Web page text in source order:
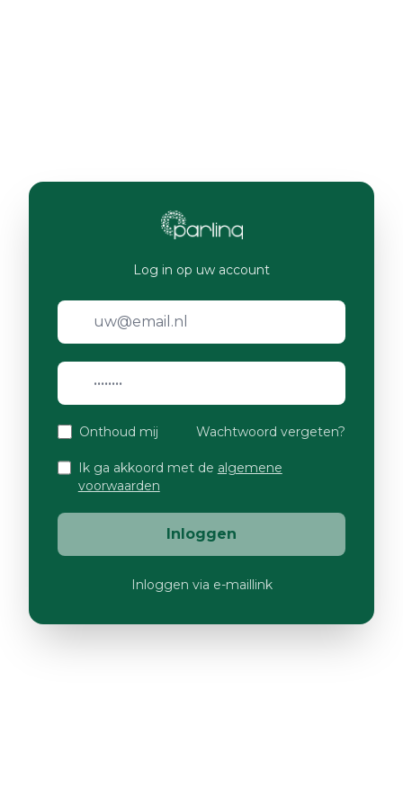
Log in op uw account
Onthoud mij Wachtwoord vergeten?
Ik ga akkoord met de algemene
voorwaarden
Inloggen
Inloggen via e-maillink